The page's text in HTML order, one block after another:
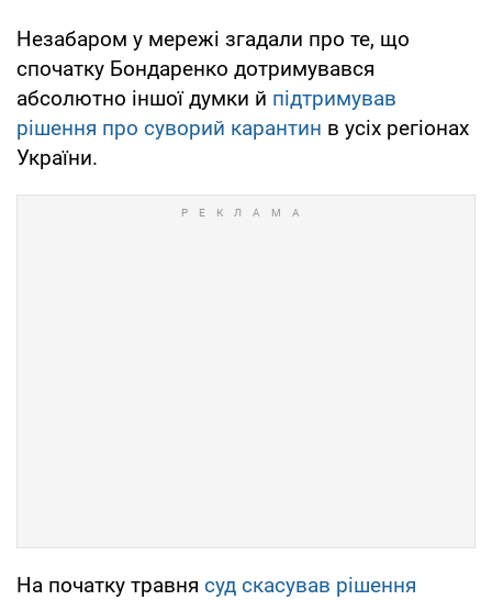
Незабаром у мережі згадали про те, що
спочатку Бондаренко дотримувався
абсолютно іншої думки й підтримував
рішення про суворий карантин в усіх регіонах
України.
На початку травня суд скасував рішення